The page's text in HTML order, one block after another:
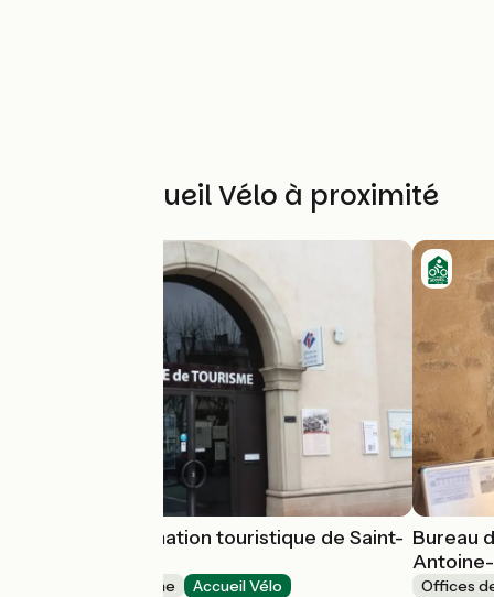
Autres Accueil Vélo à proximité
Bureau d'Information touristique de Saint-
Offices de Tourisme Accueil Vélo
Bureau
Offices